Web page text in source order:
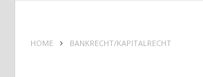
HOME BANKRECHT/KAPITALRECHT